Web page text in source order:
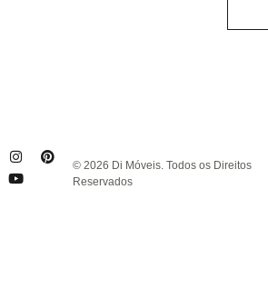
© 2026 Di Móveis. Todos os Direitos
Reservados